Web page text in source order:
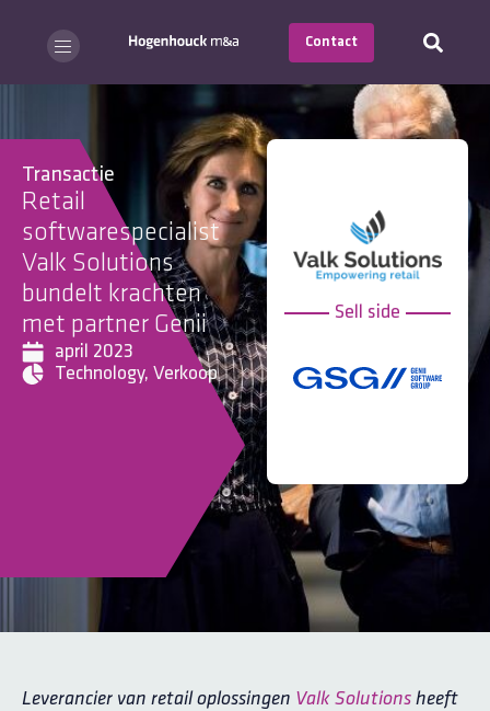
Contact
Transactie
Retail
softwarespecialist
Valk Solutions
bundelt krachten
met partner Genii
april 2023
Technology, Verkoop
Sell side
Leverancier van retail oplossingen Valk Solutions heeft